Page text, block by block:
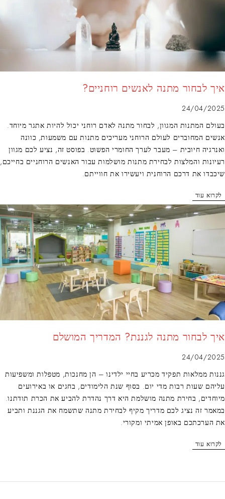
איך לבחור מתנה לאנשים רוחניים?
24/04/2025
בעולם המתנות המגוון, לבחור מתנה לאדם רוחני יכול להיות אתגר מיוחד.
אנשים המחוברים לעולם הרוחני מעריכים מתנות עם משמעות, כוונה
ואנרגיה חיובית – מעבר לערך החומרי הפשוט. בפוסט זה, נציע לכם מגוון
רעיונות והמלצות לבחירת מתנות מושלמות עבור האנשים הרוחניים בחייכם,
שיכבדו את דרכם הרוחנית ויעשירו את חווייתם.
לקרוא עוד
איך לבחור מתנה לגננת? המדריך המושלם
24/04/2025
גננות ממלאות תפקיד מכריע בחיי ילדינו – הן מחנכות, מטפלות ומשפיעות
עליהם שעות רבות מדי יום. בסוף שנת הלימודים, בחגים או באירועים
מיוחדים, בחירת מתנה מושלמת היא דרך נהדרת להביע את הכרת תודתנו.
במאמר זה נציג לכם מדריך מקיף לבחירת מתנה שתשמח את הגננת ותביע
את הערכתכם באופן אמיתי ומקורי.
לקרוא עוד